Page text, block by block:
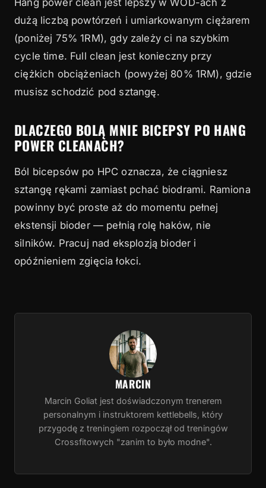
Hang power clean jest lepszy w WOD-ach z
dużą liczbą powtórzeń i umiarkowanym ciężarem
(poniżej 75% 1RM), gdy zależy ci na szybkim
cycle time. Full clean jest konieczny przy
ciężkich obciążeniach (powyżej 80% 1RM), gdzie
musisz schodzić pod sztangę.
DLACZEGO BOLĄ MNIE BICEPSY PO HANG
POWER CLEANACH?
Ból bicepsów po HPC oznacza, że ciągniesz
sztangę rękami zamiast pchać biodrami. Ramiona
powinny być proste aż do momentu pełnej
ekstensji bioder — pełnią rolę haków, nie
silników. Pracuj nad eksplozją bioder i
opóźnieniem zgięcia łokci.
MARCIN
Marcin Goliat jest doświadczonym trenerem
personalnym i instruktorem kettlebells, który
przygodę z treningiem rozpoczął od treningów
Crossfitowych "zanim to było modne".